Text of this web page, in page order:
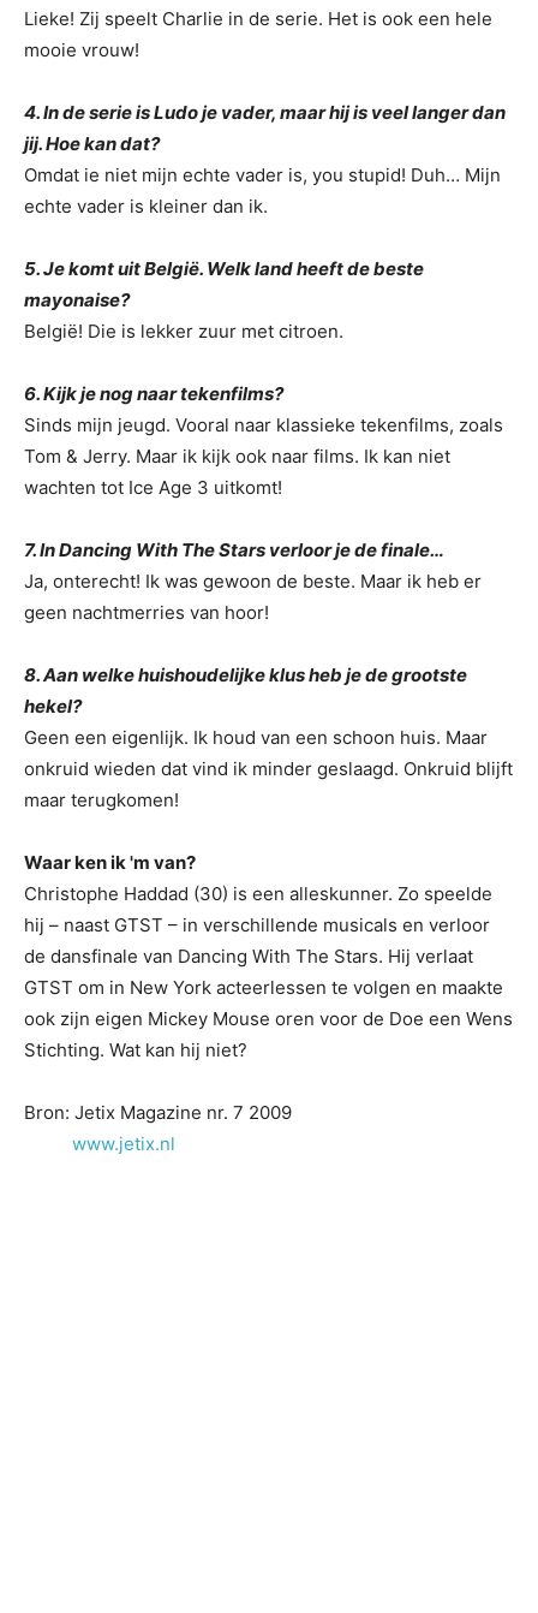
Lieke! Zij speelt Charlie in de serie. Het is ook een hele
mooie vrouw!
4. In de serie is Ludo je vader, maar hij is veel langer dan
jij. Hoe kan dat?
Omdat ie niet mijn echte vader is, you stupid! Duh… Mijn
echte vader is kleiner dan ik.
5. Je komt uit België. Welk land heeft de beste
mayonaise?
België! Die is lekker zuur met citroen.
6. Kijk je nog naar tekenfilms?
Sinds mijn jeugd. Vooral naar klassieke tekenfilms, zoals
Tom & Jerry. Maar ik kijk ook naar films. Ik kan niet
wachten tot Ice Age 3 uitkomt!
7. In Dancing With The Stars verloor je de finale…
Ja, onterecht! Ik was gewoon de beste. Maar ik heb er
geen nachtmerries van hoor!
8. Aan welke huishoudelijke klus heb je de grootste
hekel?
Geen een eigenlijk. Ik houd van een schoon huis. Maar
onkruid wieden dat vind ik minder geslaagd. Onkruid blijft
maar terugkomen!
Waar ken ik 'm van?
Christophe Haddad (30) is een alleskunner. Zo speelde
hij – naast GTST – in verschillende musicals en verloor
de dansfinale van Dancing With The Stars. Hij verlaat
GTST om in New York acteerlessen te volgen en maakte
ook zijn eigen Mickey Mouse oren voor de Doe een Wens
Stichting. Wat kan hij niet?
Bron: Jetix Magazine nr. 7 2009
www.jetix.nl